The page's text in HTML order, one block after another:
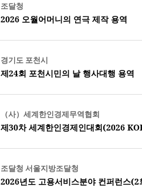
조달청
2026 오월어머니의 연극 제작 용역
경기도 포천시
제24회 포천시민의 날 행사대행 용역
（사）세계한인경제무역협회
제30차 세계한인경제인대회(2026
조달청 서울지방조달청
2026년도 고용서비스분야 컨퍼런스